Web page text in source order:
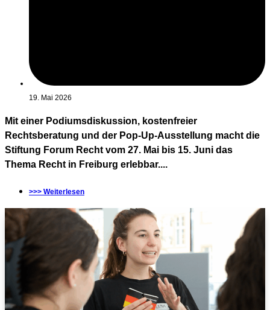
19. Mai 2026
Mit einer Podiumsdiskussion, kostenfreier
Rechtsberatung und der Pop-Up-Ausstellung macht die
Stiftung Forum Recht vom 27. Mai bis 15. Juni das
Thema Recht in Freiburg erlebbar....
>>> Weiterlesen